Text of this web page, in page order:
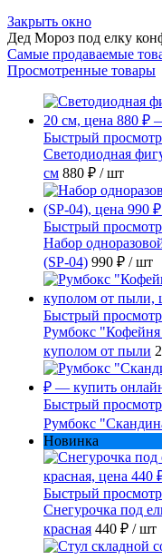
Закрыть окно
Дед Мороз под елку
Самые продаваемые
Просмотренные товары
Быстрый просмотр
Светодиодная
см 880 ₽ / шт
Быстрый просмотр
Набор
(SP-04) 990 ₽ / шт
Быстрый просмотр
Румбокс
куполом от пыли
Быстрый просмотр
Румбокс
Новинка
Быстрый просмотр
Снегурочка под
красная 440 ₽ / шт